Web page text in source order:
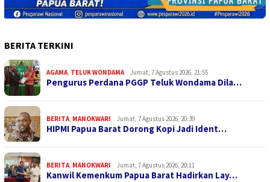
BERITA TERKINI
AGAMA, TELUK WONDAMA Jumat, 7 Agustus 2026, 21:55
Pengurus Perdana PGGP Teluk Wondama Dila…
BERITA, MANOKWARI Jumat, 7 Agustus 2026, 20:39
HIPMI Papua Barat Dorong Kopi Jadi Ident…
BERITA, MANOKWARI Jumat, 7 Agustus 2026, 20:11
Kanwil Kemenkum Papua Barat Hadirkan Lay…